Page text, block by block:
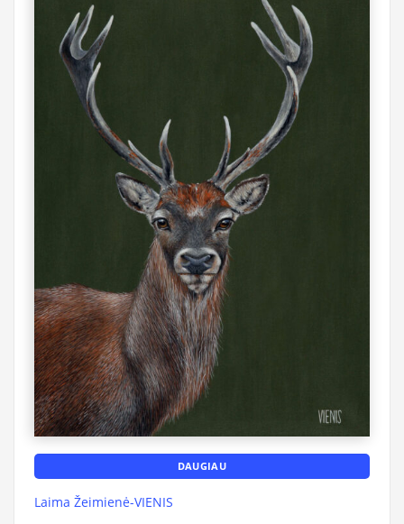
DAUGIAU
Laima Žeimienė-VIENIS